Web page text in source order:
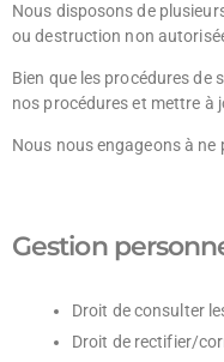
Nous disposons de
ou destruction non
Bien que les procédures de
nos procédures et mettre à
Nous nous engageons à ne
Gestion
Droit de consulter
Droit de rectifier/